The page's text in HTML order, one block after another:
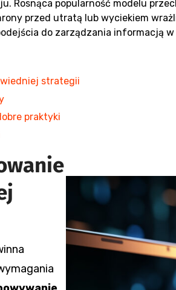
Rosnąca popularność modelu
przed utratą lub wyciekiem
do zarządzania informacją w
strategii
praktyki